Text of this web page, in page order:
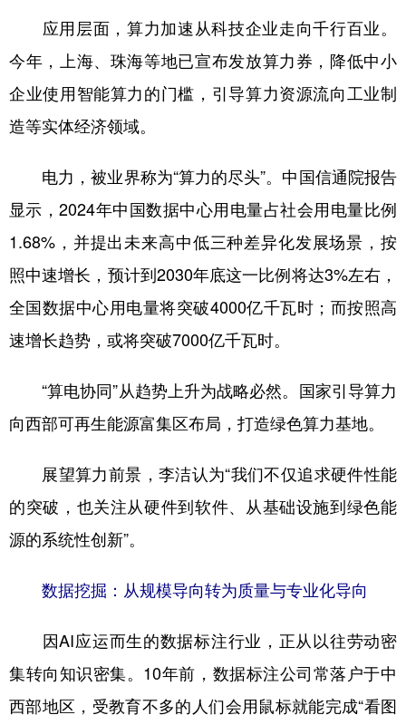
应用层面，算力加速从科技企业走向千行百业。
今年，上海、珠海等地已宣布发放算力券，降低中小
企业使用智能算力的门槛，引导算力资源流向工业制
造等实体经济领域。
电力，被业界称为“算力的尽头”。中国信通院报告
显示，2024年中国数据中心用电量占社会用电量比例
1.68%，并提出未来高中低三种差异化发展场景，按
照中速增长，预计到2030年底这一比例将达3%左右，
全国数据中心用电量将突破4000亿千瓦时；而按照高
速增长趋势，或将突破7000亿千瓦时。
“算电协同”从趋势上升为战略必然。国家引导算力
向西部可再生能源富集区布局，打造绿色算力基地。
展望算力前景，李洁认为“我们不仅追求硬件性能
的突破，也关注从硬件到软件、从基础设施到绿色能
源的系统性创新”。
数据挖掘：从规模导向转为质量与专业化导向
因AI应运而生的数据标注行业，正从以往劳动密
集转向知识密集。10年前，数据标注公司常落户于中
西部地区，受教育不多的人们会用鼠标就能完成“看图